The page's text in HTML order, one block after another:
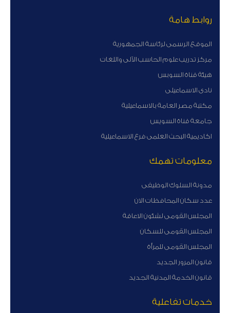
روابط هامة
الموقع الرسمى لرئاسة الجمهورية
مركز تدريب علوم الحاسب الآلى واللغات
هيئة قناة السوبس
نادى الاسماعيلى
مكتبة مصر العامة بالاسماعيلية
جامعة قناة السويس
اكاديمية البحث العلمى فرع الاسماعيلية
معلومات تهمك
مدونة السلوك الوظيفى
عدد سكان المحافظات الان
المجلس القومى لشئون الاعاقة
المجلس القومى للسكان
المجلس القومى للمرأة
قانون المرور الجديد
قانون الخدمة المدنية الجديد
خدمات تفاعلية